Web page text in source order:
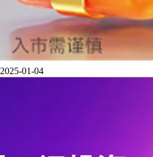
2025-01-04